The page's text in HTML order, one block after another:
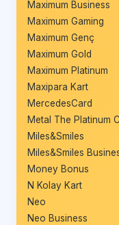
Maximum Business
Maximum Gaming
Maximum Genç
Maximum Gold
Maximum Platinum
Maxipara Kart
MercedesCard
Metal The Platinum
Miles&Smiles
Miles&Smiles
Money Bonus
N Kolay Kart
Neo
Neo Business